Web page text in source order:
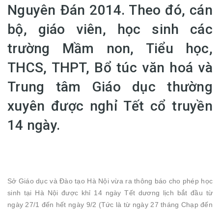
Nguyên Đán 2014. Theo đó, cán
bộ, giáo viên, học sinh các
trường Mầm non, Tiểu học,
THCS, THPT, Bổ túc văn hoá và
Trung tâm Giáo dục thường
xuyên được nghỉ Tết cổ truyền
14 ngày.
Sở Giáo dục và Đào tạo Hà Nội vừa ra thông báo cho phép học
sinh tại Hà Nội được khỉ 14 ngày Tết dương lịch bắt đầu từ
ngày 27/1 đến hết ngày 9/2 (Tức là từ ngày 27 tháng Chạp đến